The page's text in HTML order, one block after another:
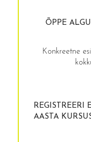
ÕPPE
Konkreetne
REGISTREERI
AASTA